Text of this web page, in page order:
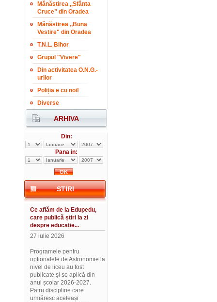
Mănăstirea ,,Sfânta
Cruce” din Oradea
Mănăstirea ,,Buna
Vestire" din Oradea
T.N.L. Bihor
Grupul "Vivere"
Din activitatea O.N.G.-
urilor
Poliția e cu noi!
Diverse
ARHIVA
Din:
Pana in:
STIRI
Ce aflăm de la Edupedu,
care publică știri la zi
despre educație...
27 iulie 2026
Programele pentru
opționalele de Astronomie la
nivel de liceu au fost
publicate și se aplică din
anul școlar 2026-2027.
Patru discipline care
urmăresc aceleași